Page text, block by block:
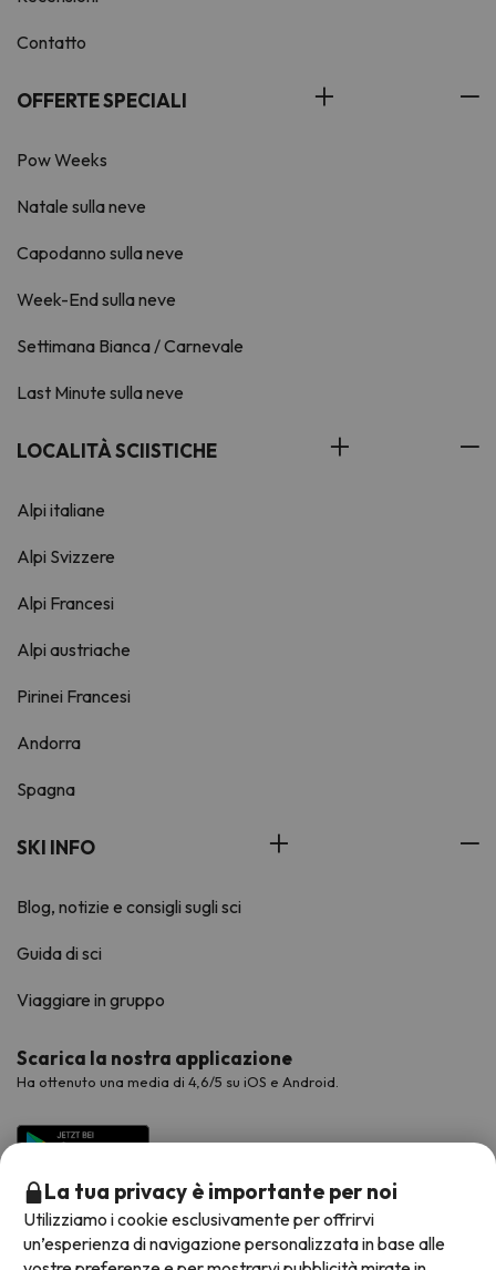
Contatto
OFFERTE SPECIALI
Pow Weeks
Natale sulla neve
Capodanno sulla neve
Week-End sulla neve
Settimana Bianca / Carnevale
Last Minute sulla neve
LOCALITÀ SCIISTICHE
Alpi italiane
Alpi Svizzere
Alpi Francesi
Alpi austriache
Pirinei Francesi
Andorra
Spagna
SKI INFO
Blog, notizie e consigli sugli sci
Guida di sci
Viaggiare in gruppo
Scarica la nostra applicazione
Ha ottenuto una media di 4,6/5 su iOS e Android.
La tua privacy è importante per noi
Utilizziamo i cookie esclusivamente per offrirvi
un’esperienza di navigazione personalizzata in base alle